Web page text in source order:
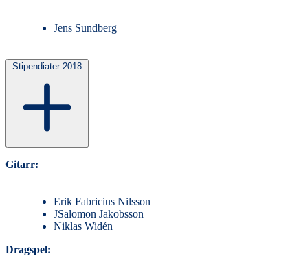
Jens Sundberg
Stipendiater 2018
Gitarr:
Erik Fabricius Nilsson
JSalomon Jakobsson
Niklas Widén
Dragspel: